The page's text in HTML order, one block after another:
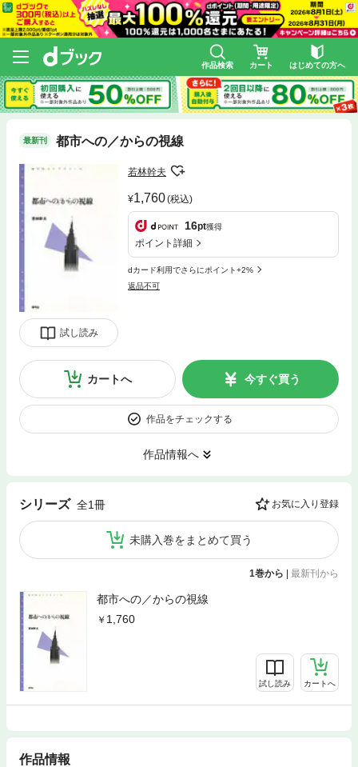
作品検索 カート はじめての方へ
最新刊 都市への／からの視線
試し読み
若林幹夫
1,760(税込)
16pt獲得
ポイント詳細
dカード利用でさらにポイント+2%
返品不可
カートへ 今すぐ買う
作品をチェックする
作品情報へ
シリーズ 全1冊 お気に入り登録
未購入巻をまとめて買う
1巻から 最新刊から
都市への／からの視線
1,760
試し読み カートへ
作品情報